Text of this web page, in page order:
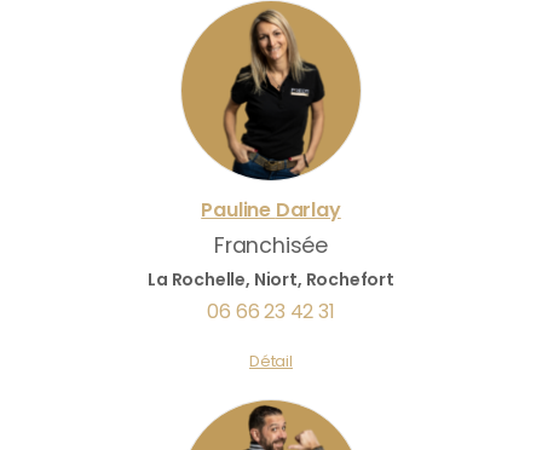
Pauline Darlay
Franchisée
La Rochelle, Niort, Rochefort
06 66 23 42 31
Détail